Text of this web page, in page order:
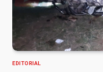
EDITORIAL